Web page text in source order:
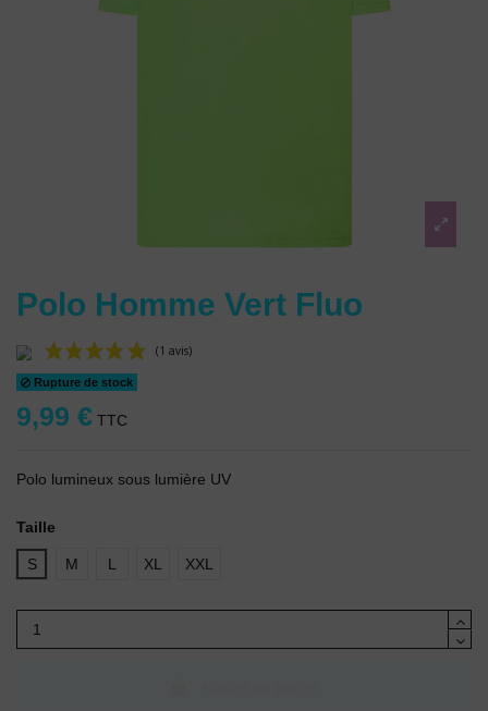
Polo Homme Vert Fluo
Rupture de stock
9,99 € TTC
Polo lumineux sous lumière UV
Taille
S M L XL XXL